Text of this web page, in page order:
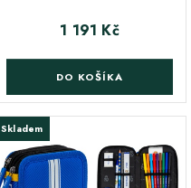
Cena
1 191 Kč
DO KOŠÍKA
Skladem